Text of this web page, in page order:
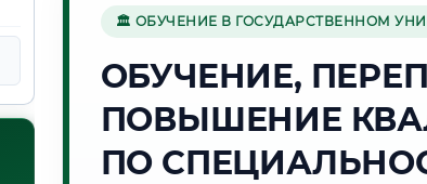
🏛 ОБУЧЕНИЕ В ГОСУДАРСТВЕННОМ
ОБУЧЕНИЕ,
ПОВЫШЕНИЕ
ПО